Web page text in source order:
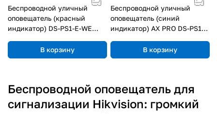
Беспроводной уличный
оповещатель (красный
индикатор) DS-PS1-E-WE
В корзину
Беспроводной уличный
оповещатель (синий
индикатор) AX PRO DS-PS1-
В корзину
Беспроводной оповещатель для
сигнализации Hikvision: громкий